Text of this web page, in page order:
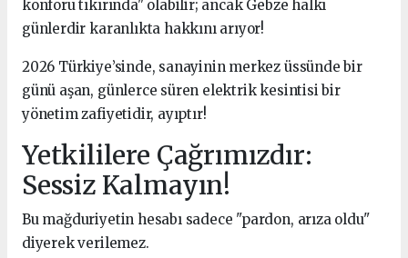
konforu tıkırında" olabilir; ancak Gebze halkı
günlerdir karanlıkta hakkını arıyor!
2026 Türkiye’sinde, sanayinin merkez üssünde bir
günü aşan, günlerce süren elektrik kesintisi bir
yönetim zafiyetidir, ayıptır!
Yetkililere Çağrımızdır:
Sessiz Kalmayın!
Bu mağduriyetin hesabı sadece "pardon, arıza oldu"
diyerek verilemez.